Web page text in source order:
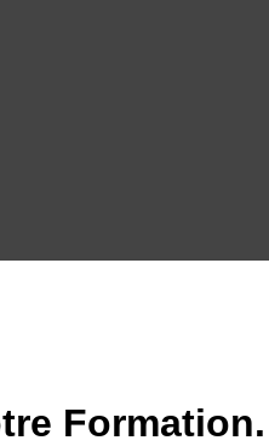
Formation.